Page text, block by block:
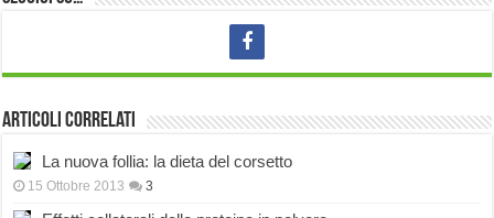
Articoli correlati
La nuova follia: la dieta del corsetto
15 Ottobre 2013 3